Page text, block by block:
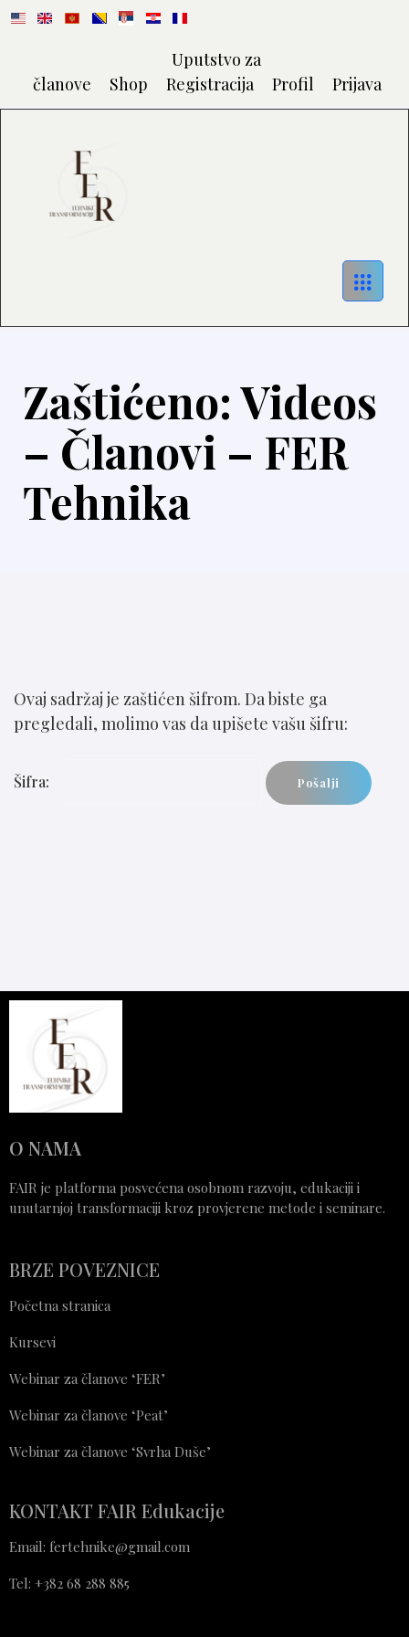
Uputstvo za
članove
Shop Registracija Profil Prijava
Zaštićeno: Videos
– Članovi – FER
Tehnika
Ovaj sadržaj je zaštićen šifrom. Da biste ga
pregledali, molimo vas da upišete vašu šifru:
Šifra:
O NAMA
FAIR je platforma posvećena osobnom razvoju, edukaciji i
unutarnjoj transformaciji kroz provjerene metode i seminare.
BRZE POVEZNICE
Početna stranica
Kursevi
Webinar za članove ‘FER’
Webinar za članove ‘Peat’
Webinar za članove ‘Svrha Duše’
KONTAKT FAIR Edukacije
Email: fertehnike@gmail.com
Tel: +382 68 288 885